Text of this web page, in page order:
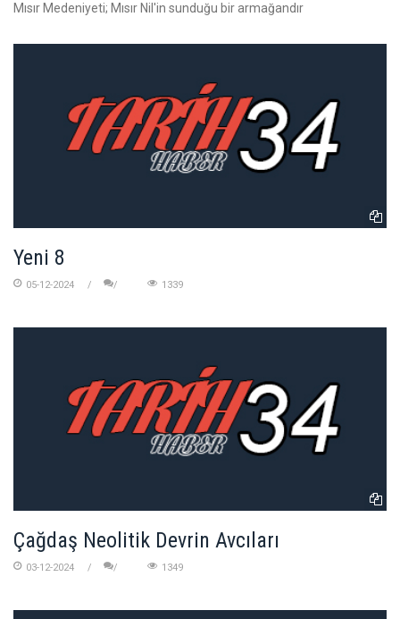
Mısır Medeniyeti; Mısır Nil'in sunduğu bir armağandır
Yeni 8
05-12-2024 1339
Çağdaş Neolitik Devrin Avcıları
03-12-2024 1349